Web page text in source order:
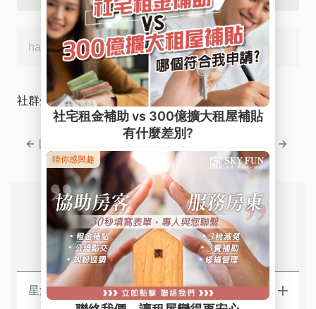
hashtags: #學長姐真實回饋 #業務之星
社群分享
回上一頁
常見問題
星鴻．星華【北區】社宅服務據點